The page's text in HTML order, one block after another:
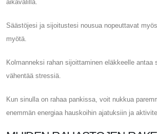
aikavälillä.
Säästöjesi ja sijoitustesi nousua nopeuttavat
myötä.
Kolmanneksi rahan sijoittaminen eläkkeelle antaa
vähentää stressiä.
Kun sinulla on rahaa pankissa, voit nukkua
enemmän energiaa hauskoihin ajatuksiin ja